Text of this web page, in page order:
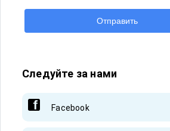
Отправить
Следуйте за нами
Facebook